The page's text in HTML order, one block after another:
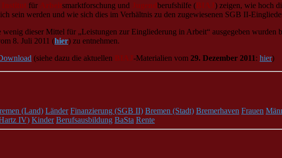
Institut für Arbeitsmarktforschung und Jugendberufshilfe (BIAJ) zeigen, wie hoch
sein werden und wie sich dies im Verhältnis zu den zugewiesenen SGB II-
dieser Mittel für „Leistungen zur Eingliederung in Arbeit“ ausgegeben wurden
8. Juli 2011 (hier) zu entnehmen.
(siehe dazu die aktuellen BIAJ-Materialien vom 29. Dezember 2011: hier)
(Land) Länder Finanzierung (SGB II) Bremen (Stadt) Bremerhaven Frauen
IV) Kinder Berufsausbildung BaSta Rente